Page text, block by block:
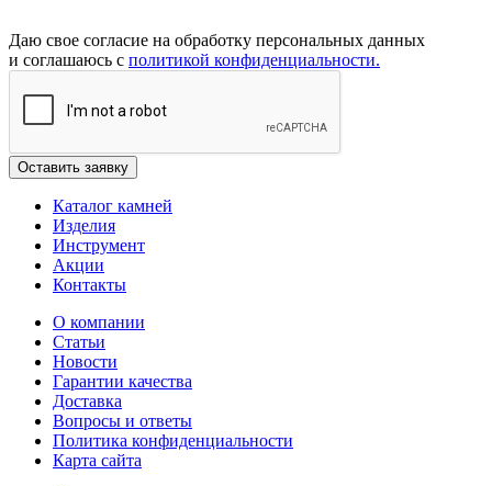
Даю свое согласие на обработку персональных данных
и соглашаюсь с политикой конфиденциальности.
Каталог камней
Изделия
Инструмент
Акции
Контакты
О компании
Статьи
Новости
Гарантии качества
Доставка
Вопросы и ответы
Политика конфиденциальности
Карта сайта